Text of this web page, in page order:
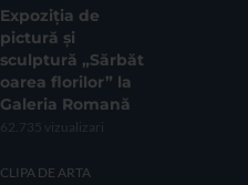
Expoziția de
pictură și
sculptură „Sărbăt
oarea florilor” la
Galeria Romană
62.735 vizualizari
CLIPA DE ARTA